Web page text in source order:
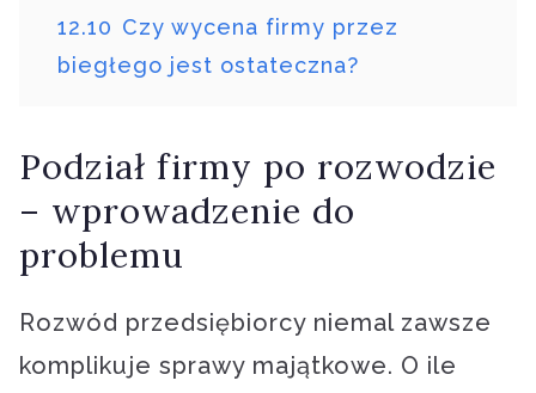
12.10 Czy wycena firmy przez
biegłego jest ostateczna?
Podział firmy po rozwodzie
– wprowadzenie do
problemu
Rozwód przedsiębiorcy niemal zawsze
komplikuje sprawy majątkowe. O ile